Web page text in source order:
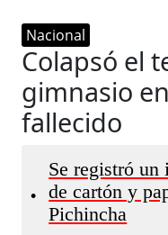
Nacional
Colapsó el
gimnasio
fallecido
•
Se registró un
de cartón y
Pichincha